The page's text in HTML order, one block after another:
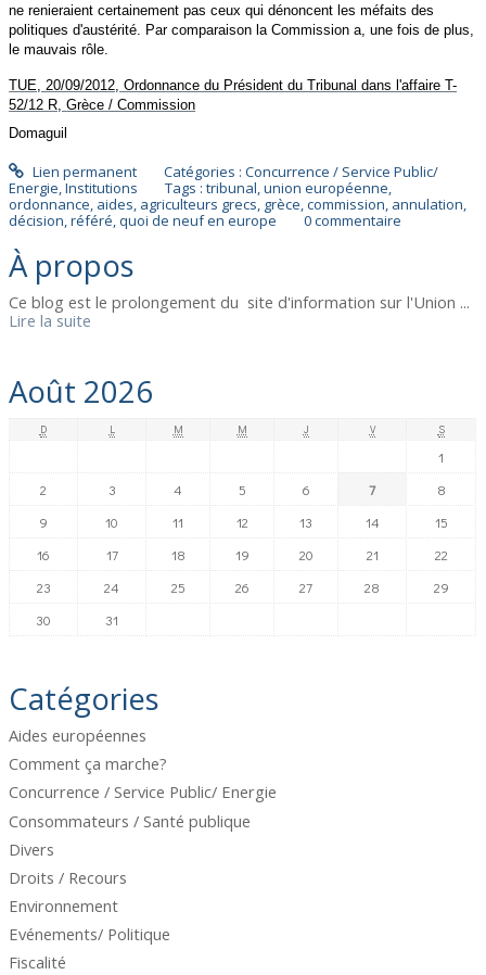
ne renieraient certainement pas ceux qui dénoncent les méfaits des
politiques d'austérité. Par comparaison la Commission a, une fois de plus,
le mauvais rôle.
TUE, 20/09/2012, Ordonnance du Président du Tribunal dans l'affaire T-
52/12 R,Grèce / Commission
Domaguil
Lien permanent Catégories : Concurrence / Service Public/
Energie,Institutions Tags : tribunal,union européenne,
ordonnance, aides, agriculteurs grecs, grèce,commission, annulation,
décision,référé,quoi de neuf en europe 0commentaire
À propos
Ce blog est le prolongement du site d'information sur l'Union ...
Lire la suite
Août 2026
D L M M J V S
1
2
3 4 5 6 7
8
9
10 11 12 13 14
15
16
17 18 19 20 21
22
23
24 25 26 27 28
29
30
31
Catégories
Aides européennes
Comment ça marche?
Concurrence / Service Public/ Energie
Consommateurs / Santé publique
Divers
Droits / Recours
Environnement
Evénements/ Politique
Fiscalité